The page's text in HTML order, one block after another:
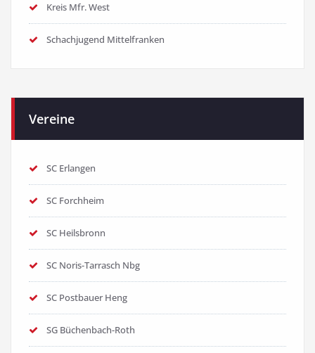
Kreis Mfr. West
Schachjugend Mittelfranken
Vereine
SC Erlangen
SC Forchheim
SC Heilsbronn
SC Noris-Tarrasch Nbg
SC Postbauer Heng
SG Büchenbach-Roth